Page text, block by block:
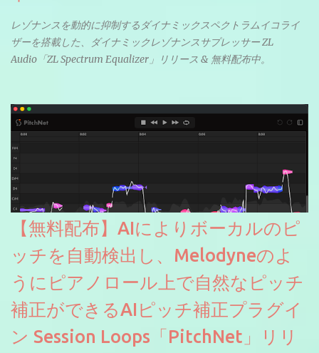
レゾナンスを動的に抑制するダイナミックスペクトラムイコライ
ザーを搭載した、ダイナミックレゾナンスサプレッサー ZL
Audio「ZL Spectrum Equalizer」リリース & 無料配布中。
【無料配布】AIによりボーカルのピ
ッチを自動検出し、Melodyneのよ
うにピアノロール上で自然なピッチ
補正ができるAIピッチ補正プラグイ
ン Session Loops「PitchNet」リリ